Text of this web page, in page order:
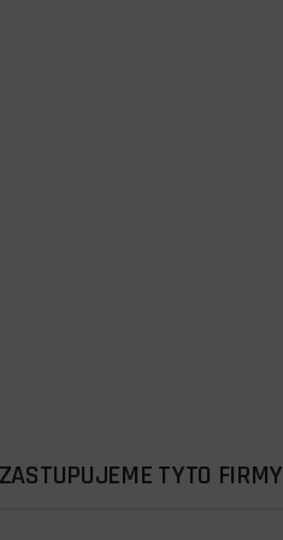
ZASTUPUJEME TYTO FIRMY